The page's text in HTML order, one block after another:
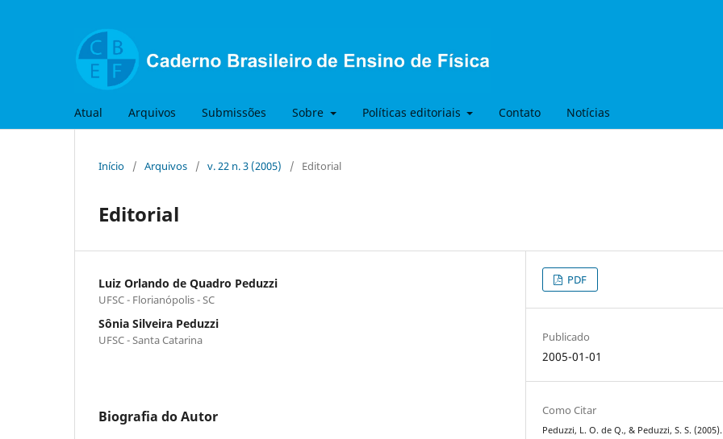
Atual Arquivos Submissões Sobre Políticas editoriais Contato Notícias
Início / Arquivos / v. 22 n. 3 (2005) / Editorial
Editorial
Luiz Orlando de Quadro Peduzzi
UFSC - Florianópolis - SC
Sônia Silveira Peduzzi
UFSC - Santa Catarina
Biografia do Autor
PDF
Publicado
2005-01-01
Como Citar
Peduzzi, L. O. de Q., & Peduzzi, S. S. (2005).